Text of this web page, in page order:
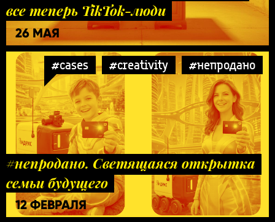
все теперь TikTok-люди
26 МАЯ
#cases #creativity #непродано
#непродано. Светящаяся открытка
семьи будущего
12 ФЕВРАЛЯ